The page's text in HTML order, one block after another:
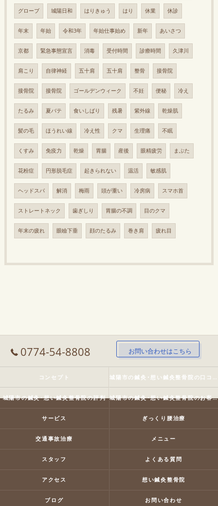
グローブ 城陽日和 はりきゅう はり 休業 休診
年末 年始 令和3年 年始仕事始め 新年 あいさつ
京都 緊急事態宣言 消毒 受付時間 診療時間 久津川
肩こり 自律神経 五十肩 五十肩 整骨 接骨院
接骨院 接骨院 ゴールデンウィーク 不妊 便秘 冷え
たるみ 夏バテ 食いしばり 残暑 紫外線 乾燥肌
髪の毛 ほうれい線 冷え性 クマ 生理痛 不眠
くすみ 免疫力 乾燥 胃腸 産後 眼精疲労 まぶた
花粉症 円形脱毛症 起きられない 温活 敏感肌
ヘッドスパ 解消 梅雨 頭が重い 冷房病 スマホ首
ストレートネック 歯ぎしり 胃腸の不調 目のクマ
年末の疲れ 眼瞼下垂 顔のたるみ 巻き肩 疲れ目
0774-54-8808 お問い合わせはこちら
コンセプト 城陽市の鍼灸･想い鍼灸整骨院の口コミ情報
城陽市の鍼灸･想い鍼灸整骨院の評判 城陽市の鍼灸･想い鍼灸整骨院のお客様の声
サービス ぎっくり腰治療
交通事故治療 メニュー
スタッフ よくある質問
アクセス 想い鍼灸整骨院
ブログ お問い合わせ